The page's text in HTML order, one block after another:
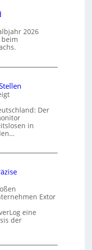
2026
Der
in
Extor
eine
der